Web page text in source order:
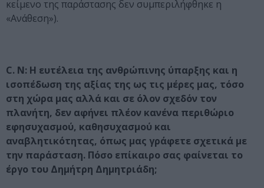
κείμενο της παράστασης δεν συμπεριλήφθηκε η
«Ανάθεση»).
C. N: Η ευτέλεια της ανθρώπινης ύπαρξης και η
ισοπέδωση της αξίας της ως τις μέρες μας, τόσο
στη χώρα μας αλλά και σε όλον σχεδόν τον
πλανήτη, δεν αφήνει πλέον κανένα περιθώριο
εφησυχασμού, καθησυχασμού και
αναβλητικότητας, όπως μας γράφετε σχετικά με
την παράσταση. Πόσο επίκαιρο σας φαίνεται το
έργο του Δημήτρη Δημητριάδη;